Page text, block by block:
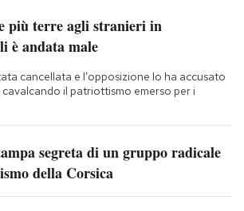
più terre agli stranieri in
è andata male
cancellata e l’opposizione lo ha accusato
cavalcando il patriottismo emerso per i
segreta di un gruppo radicale
della Corsica